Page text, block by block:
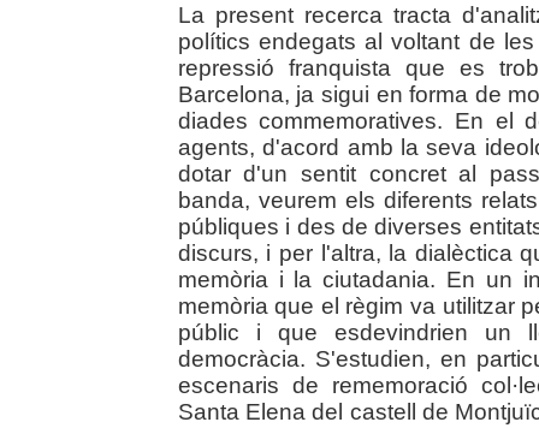
La present recerca tracta
polítics endegats al voltant de
repressió franquista que es
Barcelona, ja sigui en forma de
diades commemoratives. En el
agents, d'acord amb la seva
dotar d'un sentit concret al
banda, veurem els diferents
públiques i des de diverses
discurs, i per l'altra, la dialèctica
memòria i la ciutadania. En un
memòria que el règim va utilitzar
públic i que esdevindrien un
democràcia. S'estudien, en
escenaris de rememoració
Santa Elena del castell de